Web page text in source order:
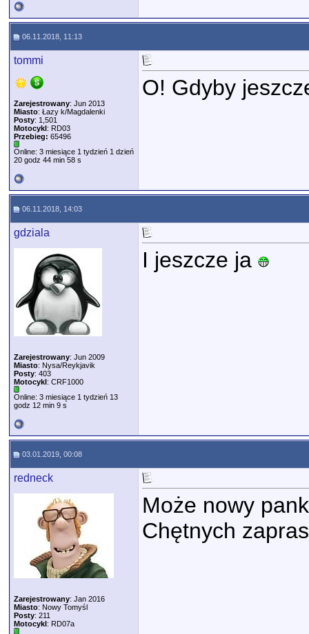
06.11.2018, 11:13
tommi
Zarejestrowany: Jun 2013
Miasto: Łazy k/Magdalenki
Posty: 1,501
Motocykl: RD03
Przebieg: 65496
Online: 3 miesiące 1 tydzień 1 dzień
20 godz 44 min 58 s
O! Gdyby
06.11.2018, 14:03
gdziala
Zarejestrowany: Jun 2009
Miasto: Nysa/Reykjavik
Posty: 403
Motocykl: CRF1000
Online: 3 miesiące 1 tydzień 13
godz 12 min 9 s
I jeszcze ja
03.01.2019, 00:08
redneck
Zarejestrowany: Jan 2016
Miasto: Nowy Tomyśl
Posty: 211
Motocykl: RD07a
Może nowy
Chętnych